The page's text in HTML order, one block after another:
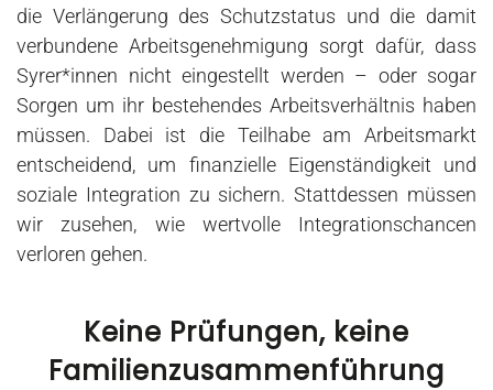
die Verlängerung des Schutzstatus und die damit
verbundene Arbeitsgenehmigung sorgt dafür, dass
Syrer*innen nicht eingestellt werden – oder sogar
Sorgen um ihr bestehendes Arbeitsverhältnis haben
müssen. Dabei ist die Teilhabe am Arbeitsmarkt
entscheidend, um finanzielle Eigenständigkeit und
soziale Integration zu sichern. Stattdessen müssen
wir zusehen, wie wertvolle Integrationschancen
verloren gehen.
Keine Prüfungen, keine
Familienzusammenführung